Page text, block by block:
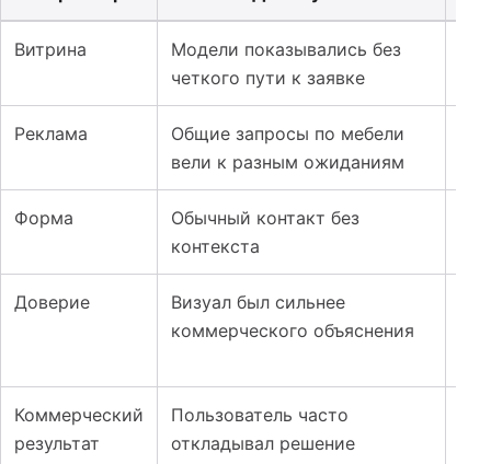
Витрина
Модели показывались без
четкого пути к заявке
Реклама
Общие запросы по мебели
вели к разным ожиданиям
Форма
Обычный контакт без
контекста
Доверие
Визуал был сильнее
коммерческого объяснения
Коммерческий
результат
Пользователь часто
откладывал решение